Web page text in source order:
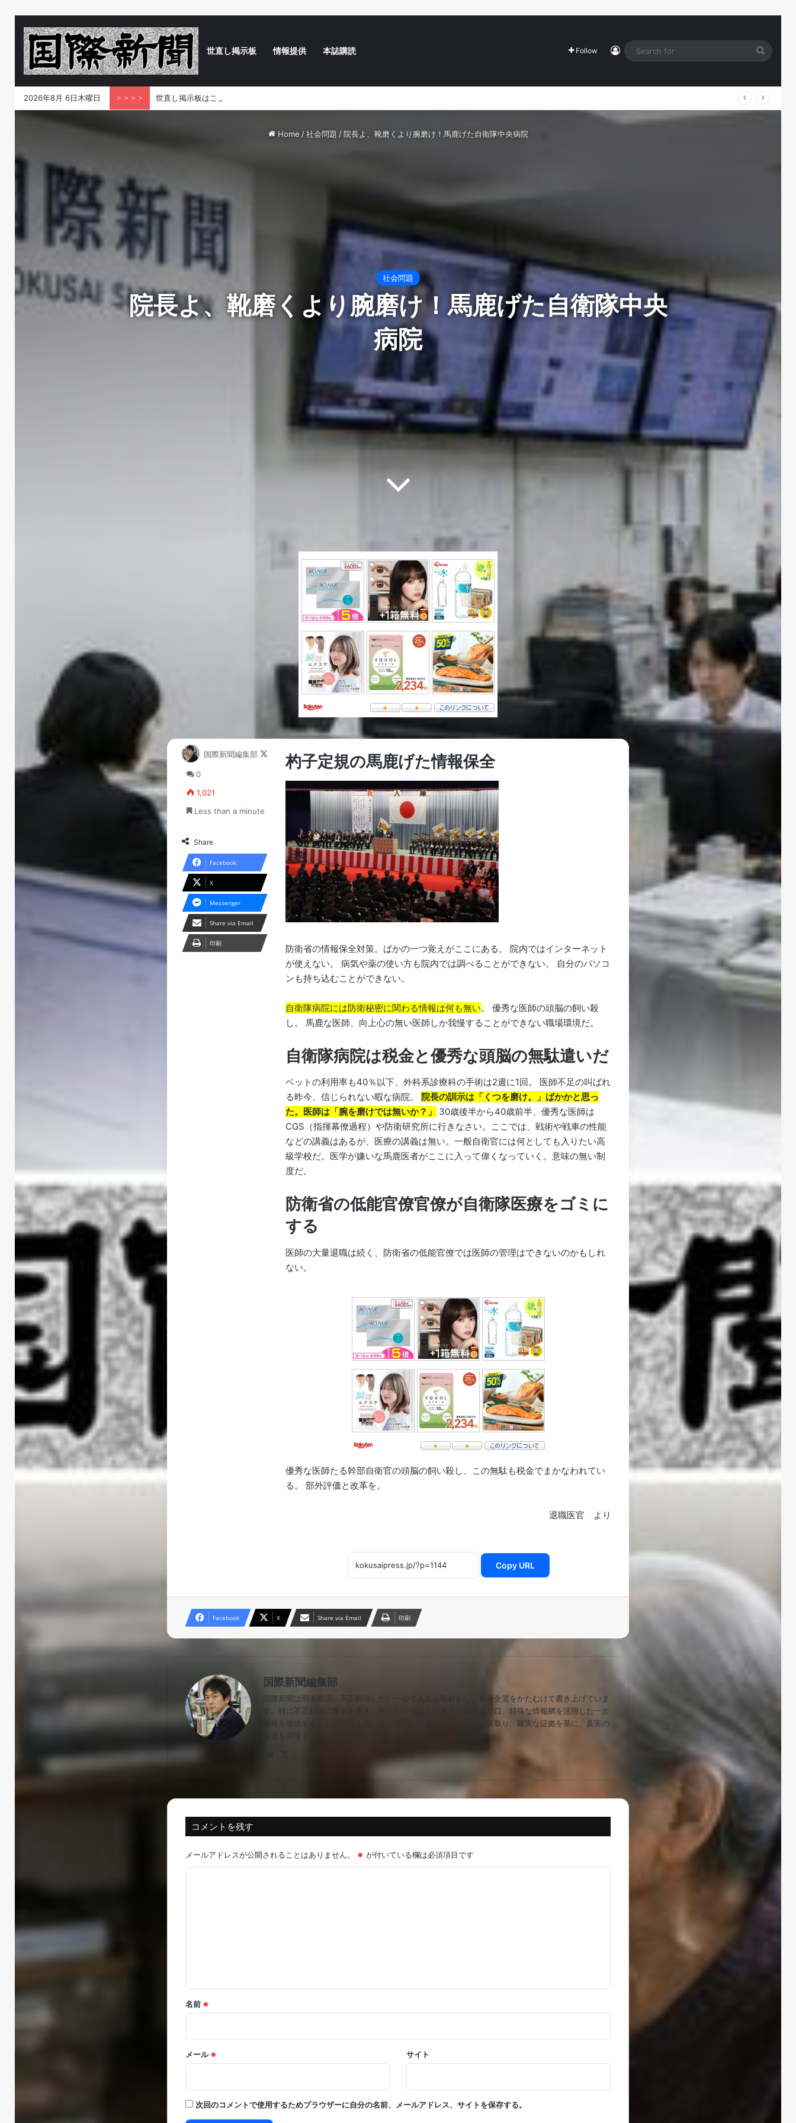
世直し掲示板 情報提供 本誌購読 Follow Log In
2026年8月 6日木曜日 ＞＞＞＞ 世直し掲示板はこちら！あなたの告発、情報をお寄せください
Home / 社会問題 / 院長よ、靴磨くより腕磨け！馬鹿げた自衛隊中央病院
社会問題
院長よ、靴磨くより腕磨け！馬鹿げた自衛隊中央
病院
杓子定規の馬鹿げた情報保全
防衛省の情報保全対策。ばかの一つ覚えがここにある。 院内ではインターネット
が使えない。 病気や薬の使い方も院内では調べることができない。 自分のパソコ
ンも持ち込むことができない。
自衛隊病院には防衛秘密に関わる情報は何も無い。 優秀な医師の頭脳の飼い殺
し。 馬鹿な医師、向上心の無い医師しか我慢することができない職場環境だ。
自衛隊病院は税金と優秀な頭脳の無駄遣いだ
ベットの利用率も40％以下、外科系診療科の手術は2週に1回。 医師不足の叫ばれ
る昨今、信じられない暇な病院。 院長の訓示は「くつを磨け。」ばかかと思っ
た。医師は「腕を磨けでは無いか？」
30歳後半から40歳前半、優秀な医師は
CGS（指揮幕僚過程）や防衛研究所に行きなさい。ここでは、戦術や戦車の性能
などの講義はあるが、医療の講義は無い。一般自衛官には何としても入りたい高
級学校だ。医学が嫌いな馬鹿医者がここに入って偉くなっていく。意味の無い制
度だ。
防衛省の低能官僚官僚が自衛隊医療をゴミに
する
医師の大量退職は続く、防衛省の低能官僚では医師の管理はできないのかもしれ
ない。
優秀な医師たる幹部自衛官の頭脳の飼い殺し、この無駄も税金でまかなわれてい
る。 部外評価と改革を。
退職医官 より
Copy URL
国際新聞編集部
Follow
0
1,021
Less than a minute
Share
Facebook
X
Messenger
Share via Email
印刷
Facebook X Share via Email 印刷
国際新聞編集部
国際新聞は弱者救済、不正糾弾したい一心で入念な取材をし、全身全霊をかたむけて書き上げていま
す。特に不正糾弾に重きを置き、明らかに他誌とは違う独自の切り口、特殊な情報網を活用した一次
情報を提供することに重きを置いています。地道な取材、確かな裏取り、確実な証拠を基に、真実の
報道を実現すべく、日々取材に飛び回っています。
コメントを残す
メールアドレスが公開されることはありません。 ※ が付いている欄は必須項目です
名前 ※
メール※ サイト
次回のコメントで使用するためブラウザーに自分の名前、メールアドレス、サイトを保存する。